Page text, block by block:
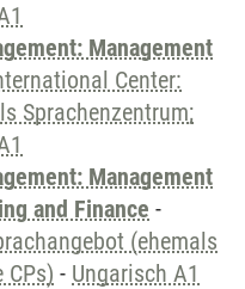
Management
Center:
Sprachenzentrum;
Management
and Finance -
(ehemals
CPs) - Ungarisch A1